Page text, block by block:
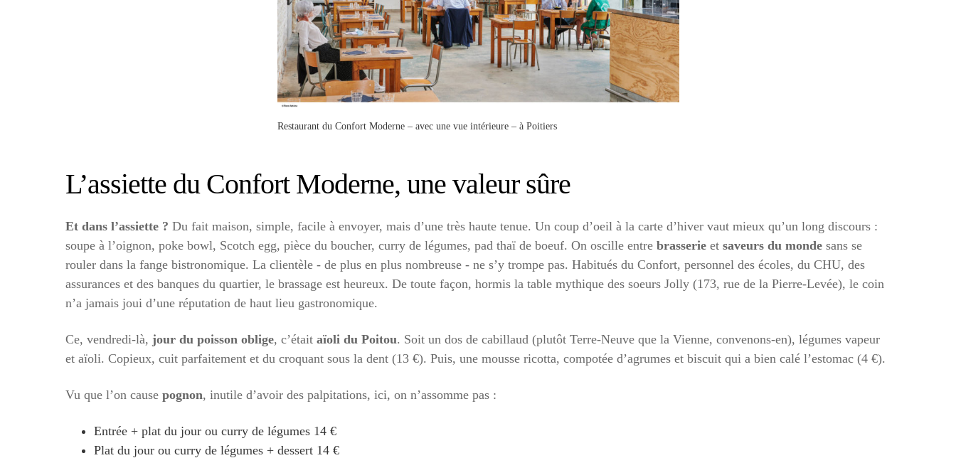
Restaurant du Confort Moderne – avec une vue intérieure – à Poitiers
L’assiette du Confort Moderne, une valeur sûre
Et dans l’assiette ? Du fait maison, simple, facile à envoyer, mais d’une très haute tenue. Un coup d’oeil à la carte d’hiver vaut mieux qu’un long discours :
soupe à l’oignon, poke bowl, Scotch egg, pièce du boucher, curry de légumes, pad thaï de boeuf. On oscille entre brasserie et saveurs du monde sans se
rouler dans la fange bistronomique. La clientèle ‑ de plus en plus nombreuse ‑ ne s’y trompe pas. Habitués du Confort, personnel des écoles, du CHU, des
assurances et des banques du quartier, le brassage est heureux. De toute façon, hormis la table mythique des soeurs Jolly (173, rue de la Pierre-Levée), le coin
n’a jamais joui d’une réputation de haut lieu gastronomique.
Ce, vendredi-là, jour du poisson oblige, c’était aïoli du Poitou. Soit un dos de cabillaud (plutôt Terre-Neuve que la Vienne, convenons-en), légumes vapeur
et aïoli. Copieux, cuit parfaitement et du croquant sous la dent (13 €). Puis, une mousse ricotta, compotée d’agrumes et biscuit qui a bien calé l’estomac (4 €).
Vu que l’on cause pognon, inutile d’avoir des palpitations, ici, on n’assomme pas :
Entrée + plat du jour ou curry de légumes 14 €
Plat du jour ou curry de légumes + dessert 14 €